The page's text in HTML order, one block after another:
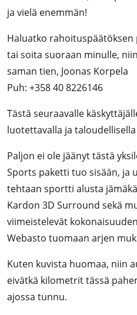
ja vielä enemmän!
Haluatko rahoituspäätöksen
tai soita suoraan minulle,
saman tien, Joonas Korpela
Puh: +358 40 8226146
Tästä seuraavalle
luotettavalla ja taloudellisella
Paljon ei ole jäänyt tästä
Sports paketti tuo sisään, ja
tehtaan sportti alusta
Kardon 3D Surround sekä
viimeistelevät
Webasto tuomaan arjen
Kuten kuvista huomaa, niin
eivätkä kilometrit tässä
ajossa tunnu.